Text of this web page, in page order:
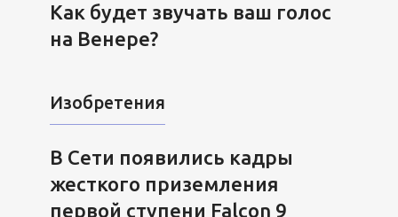
Как будет звучать ваш голос
на Венере?
Изобретения
В Сети появились кадры
жесткого приземления
первой ступени Falcon 9